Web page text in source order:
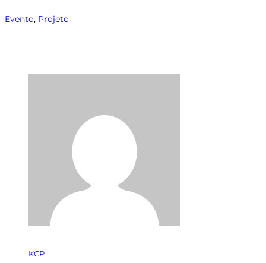
Evento, Projeto
KCP